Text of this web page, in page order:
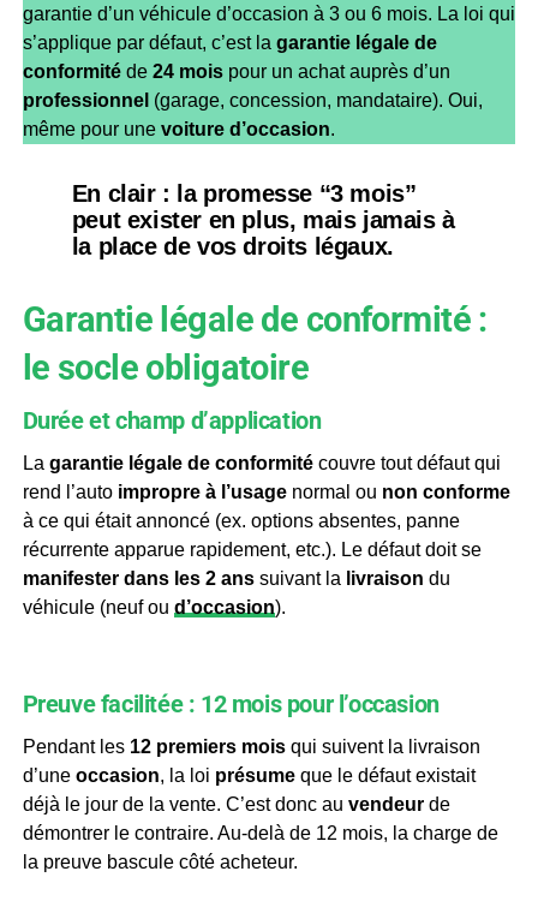
garantie d’un véhicule d’occasion à 3 ou 6 mois. La loi qui
s’applique par défaut, c’est la garantie légale de
conformitéde 24 moispour un achat auprès d’un
professionnel (garage, concession, mandataire). Oui,
même pour une voiture d’occasion.
En clair : la promesse “3 mois”
peut exister en plus, mais jamais à
la placede vos droits légaux.
Garantie légale de conformité :
le socle obligatoire
Durée et champ d’application
La garantie légale de conformitécouvre tout défaut qui
rend l’auto impropre à l’usagenormal ou non conforme
à ce qui était annoncé (ex. options absentes, panne
récurrente apparue rapidement, etc.). Le défaut doit se
manifester dans les 2 anssuivant la livraison du
véhicule (neuf ou d’occasion).
Preuve facilitée : 12 mois pour l’occasion
Pendant les 12 premiers moisqui suivent la livraison
d’une occasion, la loi présumeque le défaut existait
déjà le jour de la vente. C’est donc au vendeurde
démontrer le contraire. Au-delà de 12 mois, la charge de
la preuve bascule côté acheteur.